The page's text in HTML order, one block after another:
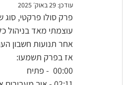
עסק עצמאי צרכנות
עודכן: 29 באוק׳ 2025
עוצמתי מאד בניהול
אחר תנועות חשבון
אז בפרק תשמעו:
00:00  - פתיח